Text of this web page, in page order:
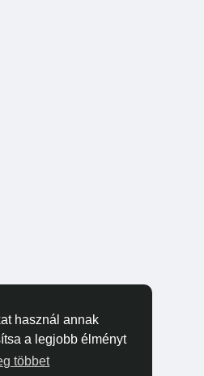
használ annak
a legjobb élményt
többet